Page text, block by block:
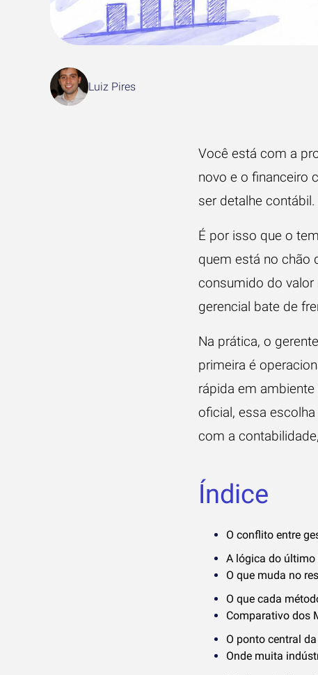
Luiz Pires
Você está com a
novo e o financeiro
ser detalhe
É por isso que o
quem está no chão
consumido do valor
gerencial bate de
Na prática, o
primeira é
rápida em
oficial, essa
com a
Índice
O conflito entre
A lógica do último
O que muda no
O que cada
Comparativo dos
O ponto central
Onde muita